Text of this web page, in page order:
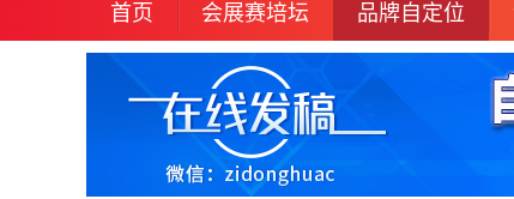
首页 会展赛培坛 品牌自定位